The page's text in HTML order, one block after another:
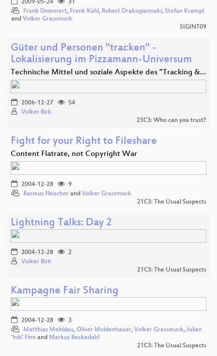
2009-05-24
31
Frank Dommert, Frank Kühl, Robert Drakogiannaki, Stefan Krempl
and Volker Grassmuck
SIGINT09
Güter und Personen "tracken" -
Lokalisierung im Pizzamann-Universum
Technische Mittel und soziale Aspekte des "Tracking &…
2006-12-27
54
Volker Birk
23C3: Who can you trust?
Fight for your Right to Fileshare
Content Flatrate, not Copyright War
2004-12-28
9
Rasmus Fleischer and Volker Grassmuck
21C3: The Usual Suspects
Lightning Talks: Day 2
2004-12-28
2
Volker Birk
21C3: The Usual Suspects
Kampagne Fair Sharing
2004-12-28
3
Matthias Mehldau, Oliver Moldenhauer, Volker Grassmuck, Julian
'hds' Finn and Markus Beckedahl
21C3: The Usual Suspects